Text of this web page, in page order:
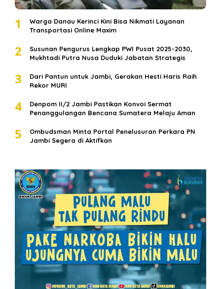
1
Warga Danau Kerinci Kini Bisa Nikmati Layanan
Transportasi Online Maxim
2
Susunan Pengurus Lengkap PWI Pusat 2025-2030,
Mukhtadi Putra Nusa Duduki Jabatan Strategis
3
Dari Pantun untuk Jambi, Gerakan Hesti Haris Raih
Rekor MURI
4
Denpom II/2 Jambi Pastikan Konvoi Sermat
Penanggulangan Bencana Sumatera Melaju Aman
5
Ombudsman Minta Portal Penelusuran Perkara PN
Jambi Segera di Aktifkan